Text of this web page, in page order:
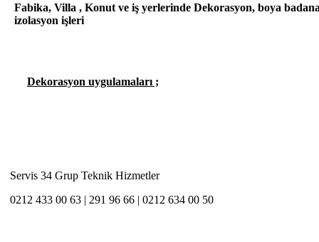
Fabika, Villa , Konut ve iş yerlerinde Dekorasyon, boya
izolasyon işleri
Dekorasyon uygulamaları ;
Servis 34 Grup Teknik Hizmetler
0212 433 00 63 | 291 96 66 | 0212 634 00 50